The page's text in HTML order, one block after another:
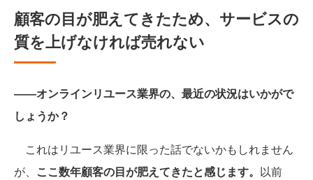
顧客の目が肥えてきたため、サービスの
質を上げなければ売れない
――オンラインリユース業界の、最近の状況はいかがで
しょうか？
これはリユース業界に限った話でないかもしれません
が、 ここ数年顧客の目が肥えてきたと感じます。 以前